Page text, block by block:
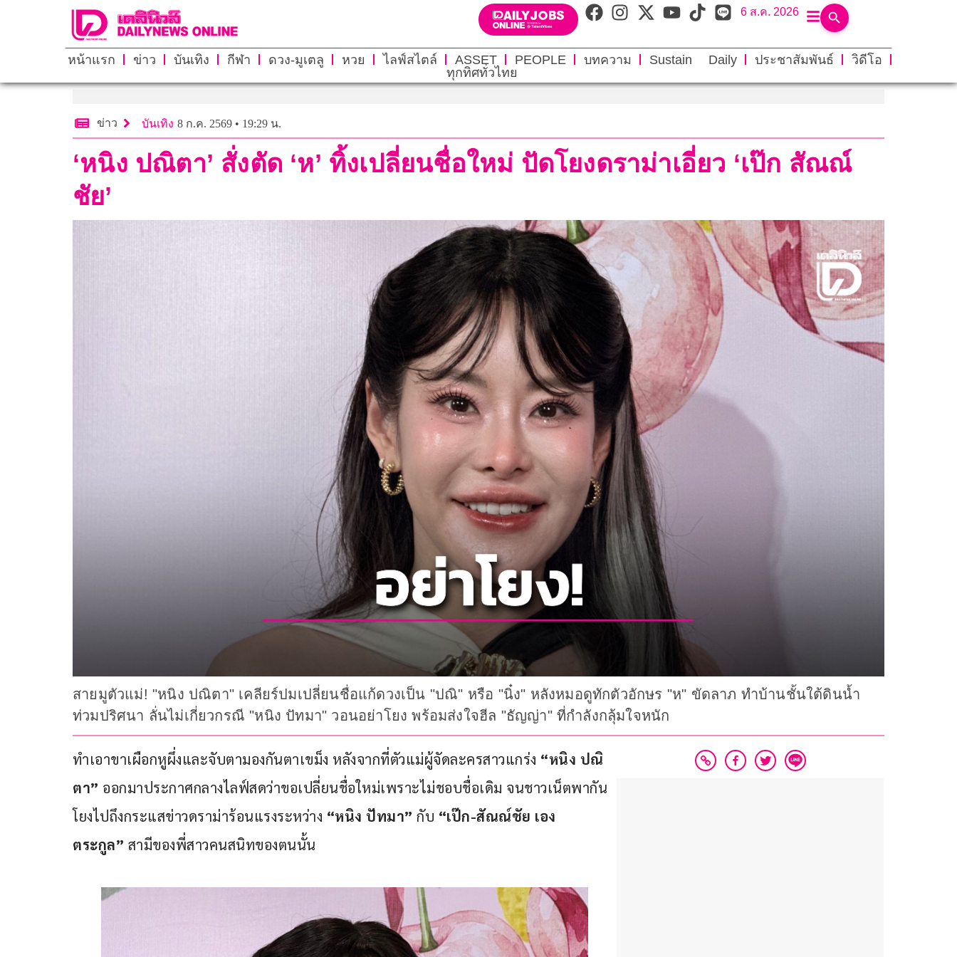
6 ส.ค. 2026
หน้าแรก ข่าว บันเทิง กีฬา ดวง-มูเตลู หวย ไลฟ์สไตล์ ASSET PEOPLE บทความ Sustain Daily ประชาสัมพันธ์
วิดีโอ
ทุกทิศทั่วไทย
ข่าว บันเทิง 8 ก.ค. 2569 • 19:29 น.
‘หนิง ปณิตา’ สั่งตัด ‘ห’ ทิ้งเปลี่ยนชื่อใหม่ ปัดโยงดราม่าเอี่ยว ‘เป๊ก สัณณ์
ชัย’
สายมูตัวแม่! "หนิง ปณิตา" เคลียร์ปมเปลี่ยนชื่อแก้ดวงเป็น "ปณิ" หรือ "นิ๋ง" หลังหมอดูทักตัวอักษร "ห" ขัดลาภ ทำบ้านชั้นใต้ดินน้ำ
ท่วมปริศนา ลั่นไม่เกี่ยวกรณี "หนิง ปัทมา" วอนอย่าโยง พร้อมส่งใจฮีล "ธัญญ่า" ที่กำลังกลุ้มใจหนัก
ทำเอาขาเผือกหูผึ่งและจับตามองกันตาเขม็ง หลังจากที่ตัวแม่ผู้จัดละครสาวแกร่ง “หนิง ปณิ
ตา” ออกมาประกาศกลางไลฟ์สดว่าขอเปลี่ยนชื่อใหม่เพราะไม่ชอบชื่อเดิม จนชาวเน็ตพากัน
โยงไปถึงกระแสข่าวดราม่าร้อนแรงระหว่าง “หนิง ปัทมา” กับ “เป๊ก-สัณณ์ชัย เอง
ตระกูล” สามีของพี่สาวคนสนิทของตนนั้น